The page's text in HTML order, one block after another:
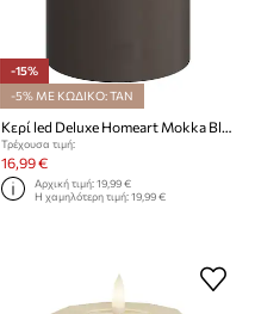
-15%
-5% ΜΕ ΚΩΔΙΚΟ: TAN
Κερί led Deluxe Homeart Mokka Bloklys 7,5 x 12,5 cm
Τρέχουσα τιμή:
16,99 €
Αρχική τιμή:19,99 €
Η χαμηλότερη τιμή:19,99 €